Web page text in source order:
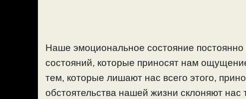
Наше эмоциональное состояние
состояний, которые приносят нам
тем, которые лишают нас всего этого,
обстоятельства нашей жизни склоняют нас